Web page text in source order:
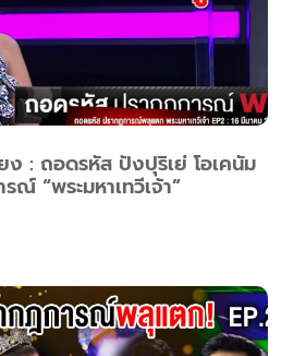
ง : ถอดรหัส ปังปุริเย่ โอเคนัม
ณ์ “พระมหาเทวีเจ้า”